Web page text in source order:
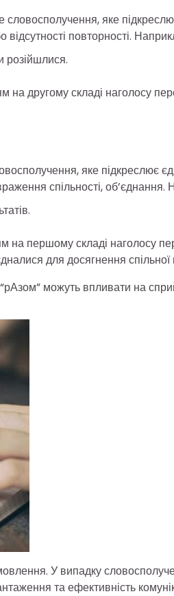
яке
повторності.
розійшлися.
другому складі наголосу
яке підкреслює
спільності, об’єднання.
на першому складі наголосу
для досягнення спільної
можуть впливати на
У випадку
та ефективність